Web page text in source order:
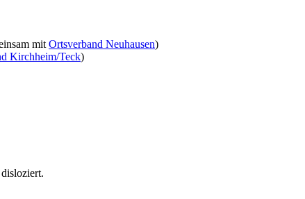
mit Ortsverband Neuhausen)
Kirchheim/Teck)
disloziert.